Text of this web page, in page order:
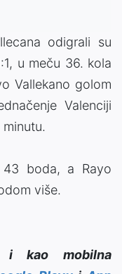
odigrali su
u meču 36. kola
Vallekano golom
Valenciji
43 boda, a Rayo
više.
i kao mobilna